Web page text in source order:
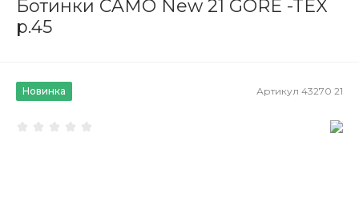
Ботинки CAMO New 21 GORE -TEX
р.45
Новинка Артикул 43270 21